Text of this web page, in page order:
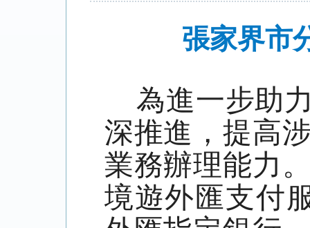
張家界市
為進一步助
深推進，提高
業務辦理能力
境遊外匯支付